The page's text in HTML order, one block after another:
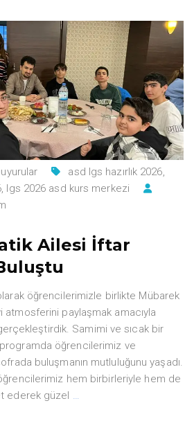
asd lgs hazırlık 2026,
, lgs 2026 asd kurs merkezi
Ailesi İftar
öğrencilerimizle birlikte Mübarek
atmosferini paylaşmak amacıyla
Samimi ve sıcak bir
öğrencilerimiz ve
buluşmanın mutluluğunu yaşadı.
hem birbirleriyle hem de
ederek güzel …